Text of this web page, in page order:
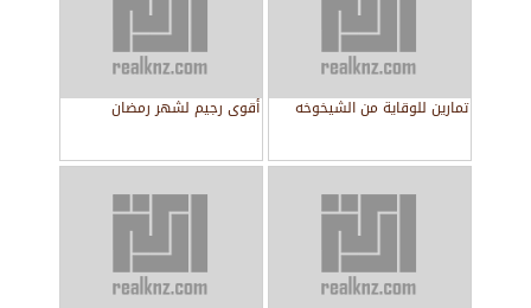
تمارين للوقاية من الشيخوخه أقوى رجيم لشهر رمضان